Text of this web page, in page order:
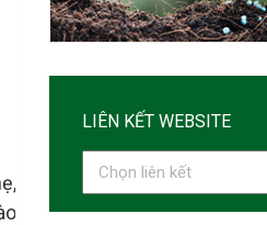
LIÊN KẾT WEBSITE